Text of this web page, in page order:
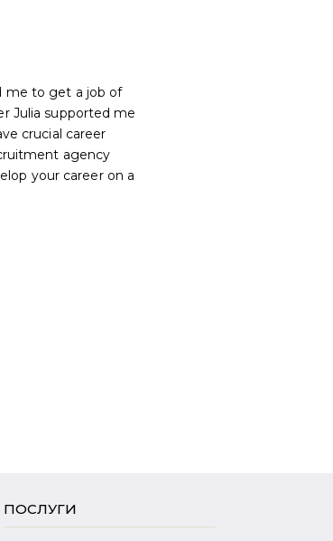
me to get a job of
Julia supported me
crucial career
agency
your career on a
ПОСЛУГИ